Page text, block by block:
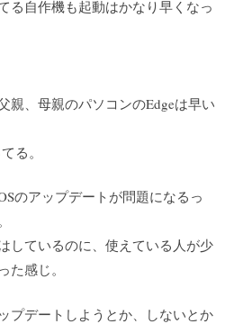
る自作機も起動はかなり早くなっ
親、母親のパソコンのEdgeは早い
る。
のアップデートが問題になるっ
しているのに、使えている人が少
た感じ。
プデートしようとか、しないとか